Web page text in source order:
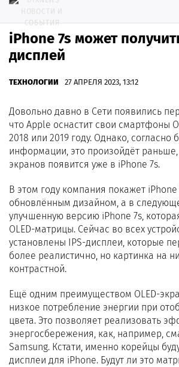
iPhone 7s может
дисплей
ТЕХНОЛОГИИ 27 АПРЕЛЯ 2023, 13:12
Довольно давно в Сети появились
что Apple оснастит свои смартфоны
2018 или 2019 году. Однако, согласно
информации, это произойдёт
экранов появится уже в iPhone 7s.
В этом году компания покажет iPhone
обновлённым дизайном, а в
улучшенную версию iPhone 7s,
OLED-матрицы. Сейчас во всех
установлены IPS-дисплеи, которые
более реалистично, но картинка на
контрастной.
Ещё одним преимуществом OLED-
низкое потребление энергии при
цвета. Это позволяет реализовать
энергосбережения, как, например,
Samsung. Кстати, именно корейцы
дисплеи для iPhone. Будут ли это